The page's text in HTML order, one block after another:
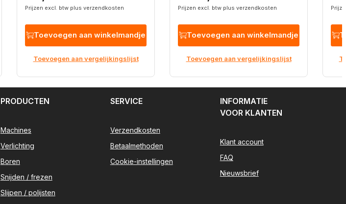
Prijzen excl. btw plus verzendkosten
Toevoegen aan winkelmandje
Toevoegen aan vergelijkingslijst
Prijzen excl. btw plus verzendkosten
Toevoegen aan winkelmandje
Toevoegen aan vergelijkingslijst
PRODUCTEN
Machines
Verlichting
Boren
Snijden / frezen
Slijpen / polijsten
SERVICE
Verzendkosten
Betaalmethoden
Cookie-instellingen
INFORMATIE
VOOR KLANTEN
Klant account
FAQ
Nieuwsbrief